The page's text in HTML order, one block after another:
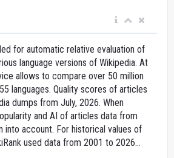
for automatic relative evaluation of
language versions of Wikipedia. At
allows to compare over 50 million
languages. Quality scores of articles
dumps from July, 2026. When
and AI of articles data from
into account. For historical values of
used data from 2001 to 2026...